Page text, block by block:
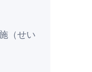
（せい